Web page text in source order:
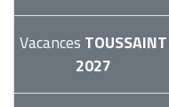
Vacances TOUSSAINT
2027